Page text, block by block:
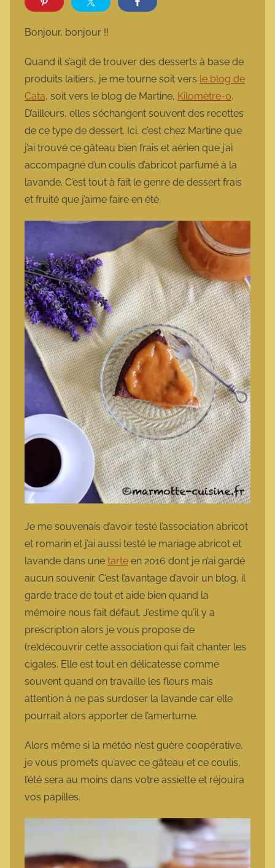
r
o
t
t
e
Bonjour, bonjour !!
Quand il s’agit de trouver des desserts à base de
produits laitiers, je me tourne soit vers le blog de
Cata, soit vers le blog de Martine, Kilomètre-0.
D’ailleurs, elles s’échangent souvent des recettes
de ce type de dessert. Ici, c’est chez Martine que
j’ai trouvé ce gâteau bien frais et aérien que j’ai
accompagné d’un coulis d’abricot parfumé à la
lavande. C’est tout à fait le genre de dessert frais
et fruité que j’aime faire en été.
Je me souvenais d’avoir testé l’association abricot
et romarin et j’ai aussi testé le mariage abricot et
lavande dans une tarte en 2016 dont je n’ai gardé
aucun souvenir. C’est l’avantage d’avoir un blog, il
garde trace de tout et aide bien quand la
mémoire nous fait défaut. J’estime qu’il y a
prescription alors je vous propose de
(re)découvrir cette association qui fait chanter les
cigales. Elle est tout en délicatesse comme
souvent quand on travaille les fleurs mais
attention à ne pas surdoser la lavande car elle
pourrait alors apporter de l’amertume.
Alors même si la météo n’est guère coopérative,
je vous promets qu’avec ce gâteau et ce coulis,
l’été sera au moins dans votre assiette et réjouira
vos papilles.